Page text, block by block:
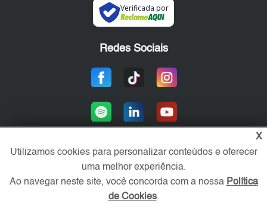
Verificada por
Redes Sociais
Área exclusiva aos anunciantes,
acesse sua conta:
X
Utilizamos cookies para personalizar conteúdos e oferecer
uma melhor experiência.
Ao navegar neste site, você concorda com a nossa Política
de Cookies.